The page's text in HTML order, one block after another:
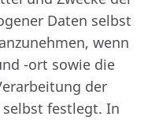
Daten selbst
wenn
-ort sowie die
der
festlegt. In